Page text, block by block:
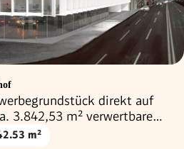
direkt auf
3.842,53 m² verwertbare
m²